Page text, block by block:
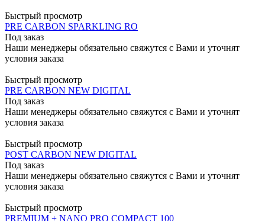
Быстрый просмотр
PRE CARBON SPARKLING RO
Под заказ
Наши менеджеры обязательно свяжутся с Вами и уточнят
условия заказа
Быстрый просмотр
PRE CARBON NEW DIGITAL
Под заказ
Наши менеджеры обязательно свяжутся с Вами и уточнят
условия заказа
Быстрый просмотр
POST CARBON NEW DIGITAL
Под заказ
Наши менеджеры обязательно свяжутся с Вами и уточнят
условия заказа
Быстрый просмотр
PREMIUM + NANO PRO COMPACT 100